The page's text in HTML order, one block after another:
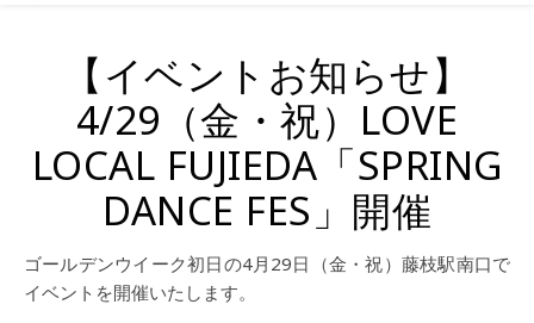
【イベントお知らせ】
4/29（金・祝）LOVE
LOCAL FUJIEDA「SPRING
DANCE FES」開催
ゴールデンウイーク初日の4月29日（金・祝）藤枝駅南口で
イベントを開催いたします。